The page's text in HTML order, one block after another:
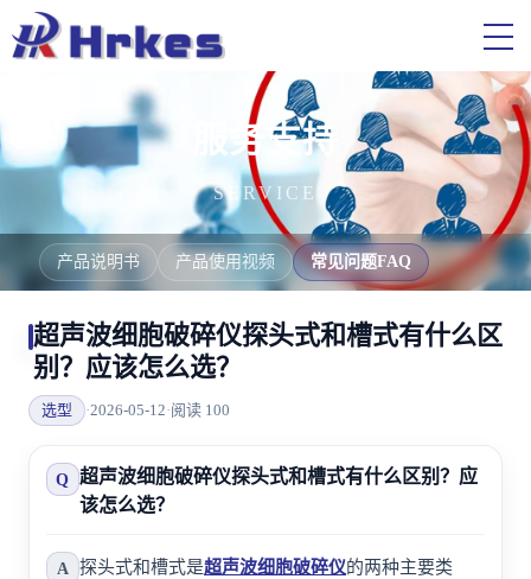
服务支持
SERVICE
产品说明书 产品使用视频 常见问题FAQ
超声波细胞破碎仪探头式和槽式有什么区
别？应该怎么选？
选型 ·2026-05-12·阅读 100
Q 超声波细胞破碎仪探头式和槽式有什么区别？应
该怎么选？
A 探头式和槽式是超声波细胞破碎仪的两种主要类